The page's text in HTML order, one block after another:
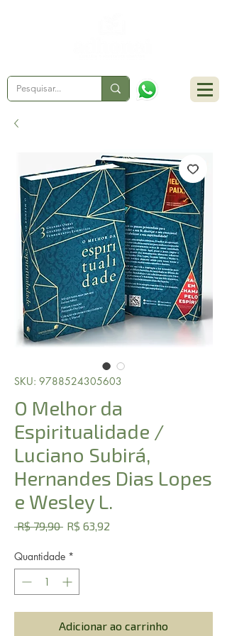
SKU: 9788524305603
O Melhor da
Espiritualidade /
Luciano Subirá,
Hernandes Dias Lopes
e Wesley L.
R$ 79,90 Preço
R$ 63,92
Quantidade *
Adicionar ao carrinho